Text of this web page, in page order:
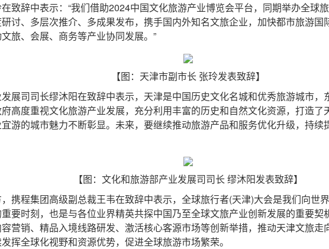
辞中表示：“我们借助2024中国文化旅游产业博览会平台，同期举办全球
讨、多层次推介、多成果发布，携手国内外知名文旅企业，加快都市旅游国
旅、会展、商务等产业协同发展。”
【图：天津市副市长 张玲发表致辞】
司司长缪沐阳在致辞中表示，天津是中国历史文化名城和优秀旅游城市，
高度重视文化旅游产业发展，充分利用丰富的历史和自然文化资源，打造
游的城市魅力不断彰显。未来，要继续推动旅游产品和服务优化升级，持续
【图：文化和旅游部产业发展司司长 缪沐阳发表致辞】
程集团高级副总裁王韦在致辞中表示，全球旅行者(天津)大会是我们向世
要时刻，也是与各位业界精英共探中国乃至全球文旅产业创新发展的重要
营销、精品入境线路研发、激活核心客源市场等创新举措，推动天津文旅走
挥全球化视野和资源优势，促进全球旅游市场繁荣。